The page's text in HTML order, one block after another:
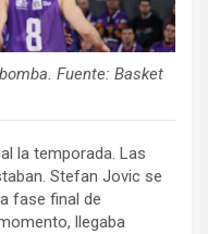
Fuente: Basket
la temporada. Las
Stefan Jovic se
fase final de
llegaba